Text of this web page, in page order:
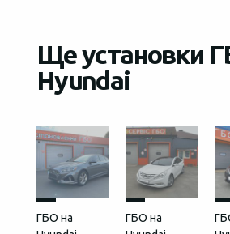
Ще установки
Hyundai
ГБО на
ГБО на